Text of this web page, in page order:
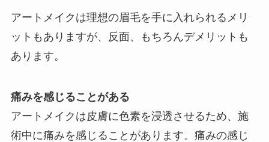
アートメイクは理想の眉毛を手に入れられるメリ
ットもありますが、反面、もちろんデメリットも
あります。
痛みを感じることがある
アートメイクは皮膚に色素を浸透させるため、施
術中に痛みを感じることがあります。痛みの感じ